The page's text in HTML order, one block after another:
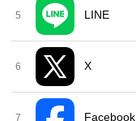
5 LINE
6 X
7 Facebook